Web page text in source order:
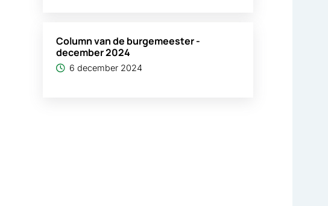
Column van de burgemeester -
december 2024
6 december 2024